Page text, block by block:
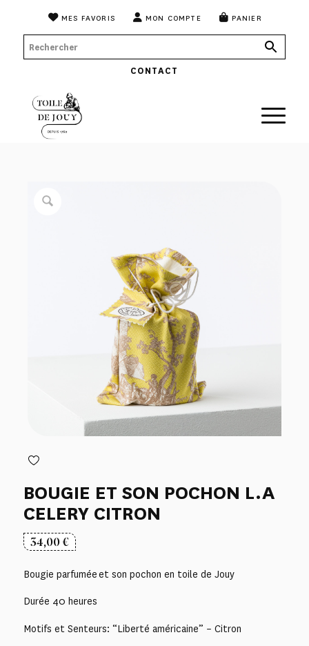
MES FAVORIS MON COMPTE PANIER
CONTACT
BOUGIE ET SON POCHON L.A
CELERY CITRON
34,00€
Bougie parfumée et son pochon en toile de Jouy
Durée 40 heures
Motifs et Senteurs: “Liberté américaine” – Citron